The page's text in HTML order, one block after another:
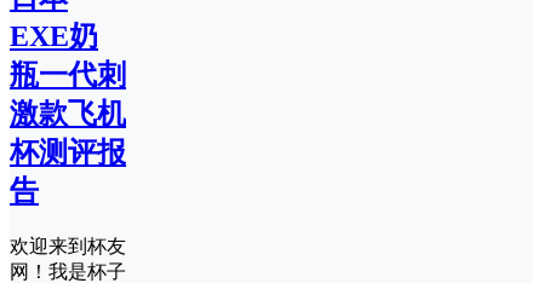
EXE奶
瓶一代刺
激款飞机
杯测评报
告
欢迎来到杯友
网！我是杯子